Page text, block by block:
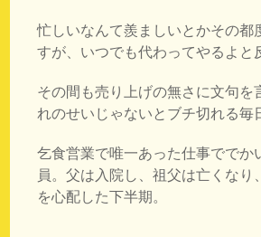
忙しいなんて羨ましいとかその都
すが、いつでも代わってやるよと
その間も売り上げの無さに文句を
れのせいじゃないとブチ切れる毎
乞食営業で唯一あった仕事ででか
員。父は入院し、祖父は亡くなり
を心配した下半期。